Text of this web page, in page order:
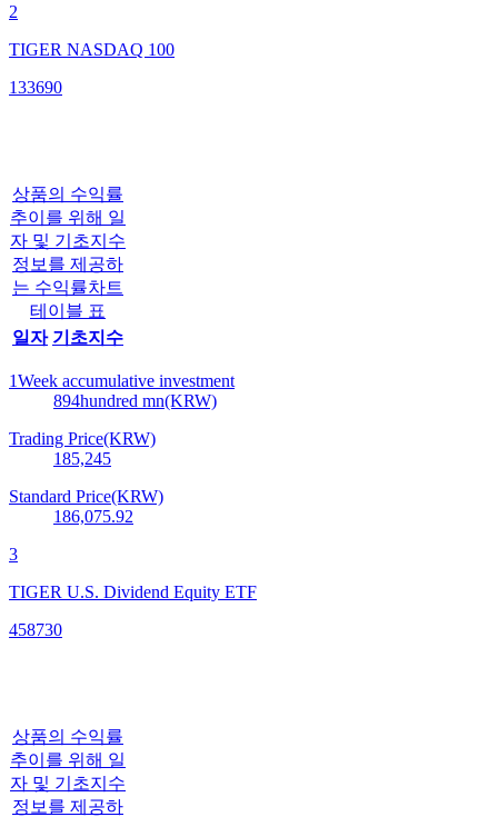
2
TIGER NASDAQ 100
133690
상품의 수익률
추이를 위해 일
자 및 기초지수
정보를 제공하
는 수익률차트
테이블 표
일자 기초지수
1Week accumulative investment
894hundred mn(KRW)
Trading Price(KRW)
185,245
Standard Price(KRW)
186,075.92
3
TIGER U.S. Dividend Equity ETF
458730
상품의 수익률
추이를 위해 일
자 및 기초지수
정보를 제공하